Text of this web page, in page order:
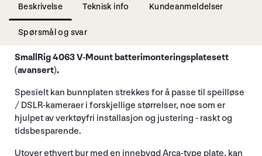
Beskrivelse Teknisk info Kundeanmeldelser
Spørsmål og svar
SmallRig 4063 V-Mount batterimonteringsplatesett
(avansert).
Spesielt kan bunnplaten strekkes for å passe til speilløse
/ DSLR-kameraer i forskjellige størrelser, noe som er
hjulpet av verktøyfri installasjon og justering - raskt og
tidsbesparende.
Utover ethvert bur med en innebygd Arca-type plate, kan